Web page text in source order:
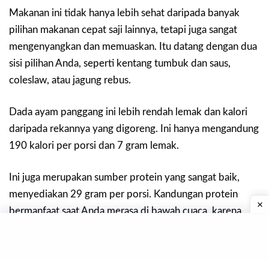
Makanan ini tidak hanya lebih sehat daripada banyak
pilihan makanan cepat saji lainnya, tetapi juga sangat
mengenyangkan dan memuaskan. Itu datang dengan dua
sisi pilihan Anda, seperti kentang tumbuk dan saus,
coleslaw, atau jagung rebus.
Dada ayam panggang ini lebih rendah lemak dan kalori
daripada rekannya yang digoreng. Ini hanya mengandung
190 kalori per porsi dan 7 gram lemak.
Ini juga merupakan sumber protein yang sangat baik,
menyediakan 29 gram per porsi. Kandungan protein
bermanfaat saat Anda merasa di bawah cuaca, karena